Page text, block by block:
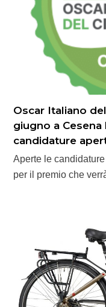
Oscar Italiano
giugno a
candidature
Aperte le
per il premio che